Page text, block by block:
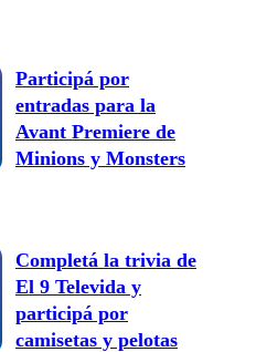
Participá por
entradas para la
Avant Premiere de
Minions y Monsters
Completá la trivia de
El 9 Televida y
participá por
camisetas y pelotas